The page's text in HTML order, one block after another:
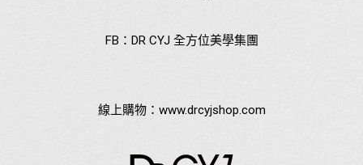
FB： DR CYJ 全方位美學集團
線上購物： www.drcyjshop.com